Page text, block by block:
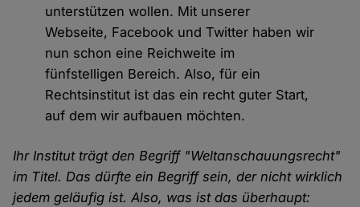
unterstützen wollen. Mit unserer
Webseite, Facebook und Twitter haben wir
nun schon eine Reichweite im
fünfstelligen Bereich. Also, für ein
Rechtsinstitut ist das ein recht guter Start,
auf dem wir aufbauen möchten.
Ihr Institut trägt den Begriff "Weltanschauungsrecht"
im Titel. Das dürfte ein Begriff sein, der nicht wirklich
jedem geläufig ist. Also, was ist das überhaupt: